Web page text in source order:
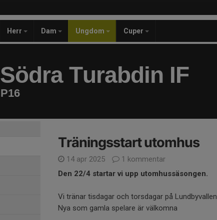
Herr Dam Ungdom Cuper
Södra Turabdin IF
P16
Träningsstart utomhus
14 apr 2025
1 kommentar
Den 22/4 startar vi upp utomhussäsongen.
Vi tränar tisdagar och torsdagar på Lundbyvallen
Nya som gamla spelare är välkomna